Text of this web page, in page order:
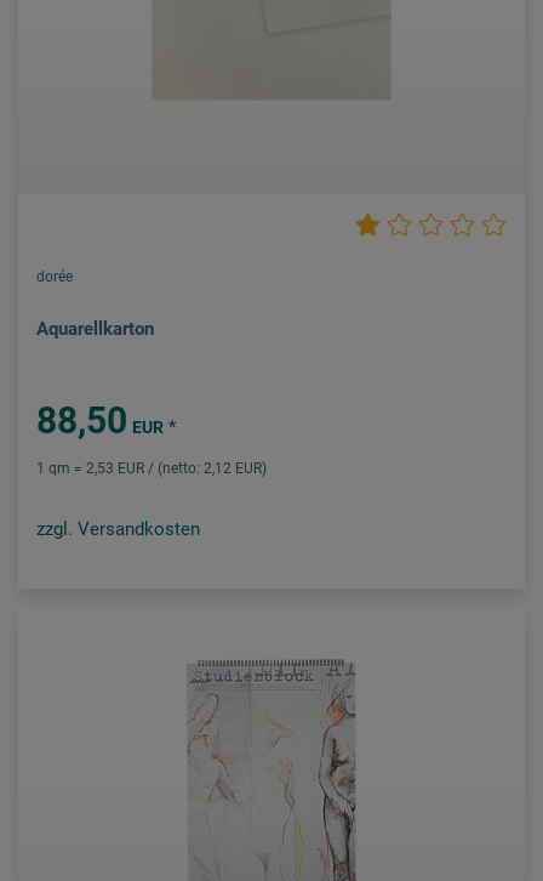
dorée
Aquarellkarton
88,50 EUR *
1 qm = 2,53 EUR / (netto: 2,12 EUR)
zzgl. Versandkosten